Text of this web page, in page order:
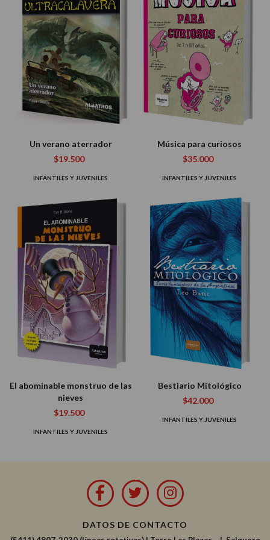
Un verano aterrador
$19.500
INFANTILES Y JUVENILES
Música para curiosos
$35.000
INFANTILES Y JUVENILES
El abominable monstruo de las
nieves
$19.500
INFANTILES Y JUVENILES
Bestiario Mitológico
$42.000
INFANTILES Y JUVENILES
DATOS DE CONTACTO